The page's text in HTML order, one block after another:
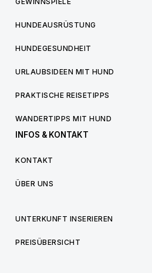
HUNDEAUSRÜSTUNG
HUNDEGESUNDHEIT
URLAUBSIDEEN MIT HUND
PRAKTISCHE REISETIPPS
WANDERTIPPS MIT HUND
INFOS & KONTAKT
KONTAKT
ÜBER UNS
UNTERKUNFT INSERIEREN
PREISÜBERSICHT